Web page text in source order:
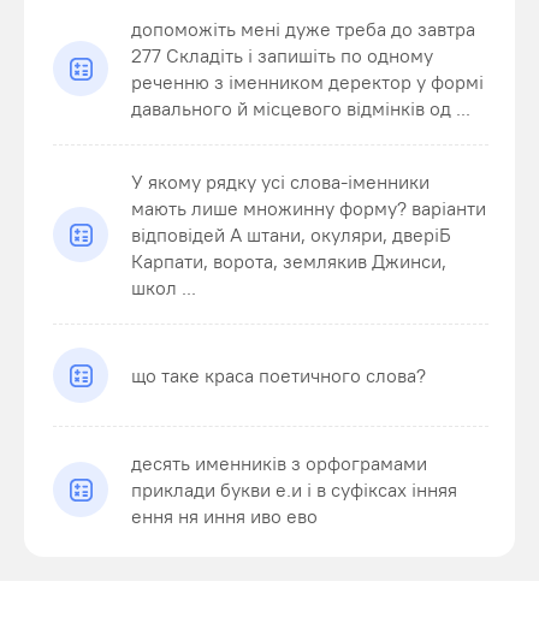
допоможіть мені дуже треба до завтра
277 Складіть і запишіть по одному
реченню з іменником деректор у формі
давального й місцевого відмінків од ...
У якому рядку усі слова-іменники
мають лише множинну форму? варіанти
відповідей А штани, окуляри, дверіБ
Карпати, ворота, землякив Джинси,
школ ...
що таке краса поетичного слова?
десять именників з орфограмами
приклади букви е.и і в суфіксах інняя
ення ня иння иво ево